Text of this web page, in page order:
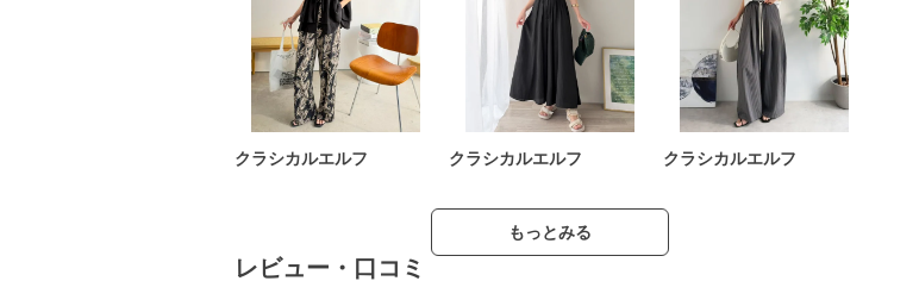
クラシカルエルフ クラシカルエルフ クラシカルエルフ
もっとみる
レビュー・口コミ